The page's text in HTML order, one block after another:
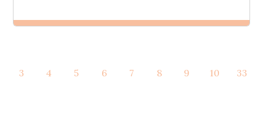
Tham vấn Interlink
3 4 5 6 7 8 9 10 33